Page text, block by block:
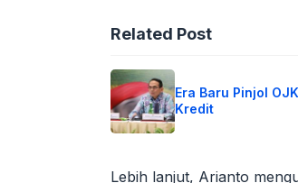
Related Post
Era Baru Pinjol
Kredit
Lebih lanjut, Arianto